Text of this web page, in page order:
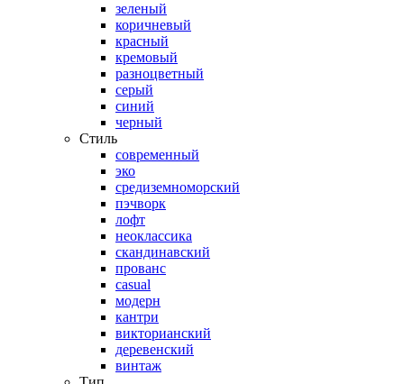
зеленый
коричневый
красный
кремовый
разноцветный
серый
синий
черный
Стиль
современный
эко
средиземноморский
пэчворк
лофт
неоклассика
скандинавский
прованс
casual
модерн
кантри
викторианский
деревенский
винтаж